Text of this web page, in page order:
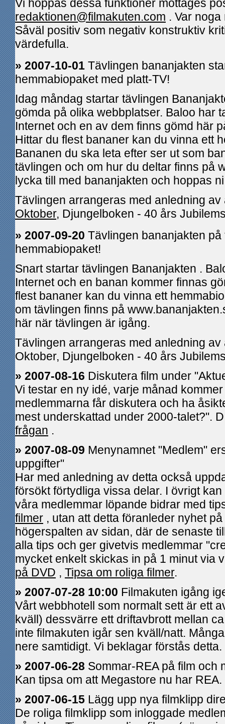
Vi hoppas dessa funktioner mottages
redaktionen@filmakuten.com . Var
Såväl positiv som negativ konstruktiv
värdefulla.
» 2007-10-01 Tävlingen bananjakten
hemmabiopaket med platt-TV!
Idag måndag startar tävlingen
gömda på olika webbplatser. Baloo har
Internet och en av dem finns gömd här
Hittar du flest bananer kan du vinna ett
Bananen du ska leta efter ser ut som
tävlingen och om hur du deltar finns på
lycka till med bananjakten och hoppas
Tävlingen arrangeras med anledning
Oktober, Djungelboken - 40 års
» 2007-09-20 Tävlingen bananjakten
hemmabiopaket!
Snart startar tävlingen Bananjakten .
Internet och en banan kommer finnas
flest bananer kan du vinna ett
om tävlingen finns på
här när tävlingen är igång.
Tävlingen arrangeras med anledning
Oktober, Djungelboken - 40 års
» 2007-08-16 Diskutera film under
Vi testar en ny idé, varje månad
medlemmarna får diskutera och ha
mest underskattad under 2000-talet?".
frågan .
» 2007-08-09 Menynamnet "Medlem"
uppgifter"
Har med anledning av detta också
försökt förtydliga vissa delar. I övrigt
våra medlemmar löpande bidrar med
filmer , utan att detta föranleder nyhet
högerspalten av sidan, där de senaste
alla tips och ger givetvis medlemmar
mycket enkelt skickas in på 1 minut via
på DVD , Tipsa om roliga filmer.
» 2007-07-28 10:00 Filmakuten igång
Vårt webbhotell som normalt sett är ett
kväll) dessvärre ett driftavbrott mellan
inte filmakuten igår sen kväll/natt.
nere samtidigt. Vi beklagar förstås detta.
» 2007-06-28 Sommar-REA på film och
Kan tipsa om att Megastore nu har REA.
» 2007-06-15 Lägg upp nya filmklipp
De roliga filmklipp som inloggade